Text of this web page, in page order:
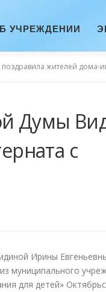
УЧРЕЖДЕНИИ
жителей
Думы
с
Ирины
муниципального
для детей»